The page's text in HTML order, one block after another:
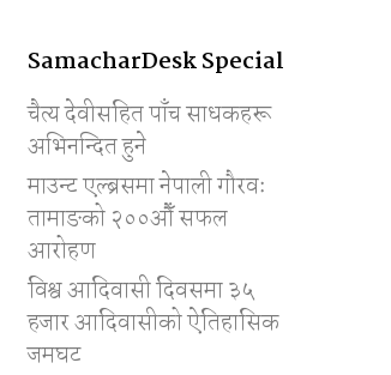
SamacharDesk Special
चैत्य देवीसहित पाँच साधकहरू
अभिनन्दित हुने
माउन्ट एल्ब्रसमा नेपाली गौरवः
तामाङको २००औँ सफल
आरोहण
विश्व आदिवासी दिवसमा ३५
हजार आदिवासीको ऐतिहासिक
जमघट